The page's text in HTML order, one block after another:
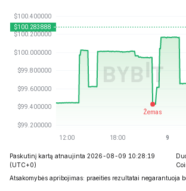
Paskutinį kartą atnaujinta 2026-08-09 10:28:19
(UTC+0)
Atsakomybės apribojimas: praeities rezultatai negarantuoja